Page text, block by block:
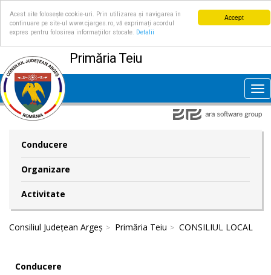
Accept
Acest site folosește cookie-uri. Prin utilizarea și navigarea în
continuare pe site-ul www.cjarges.ro, vă exprimați acordul
expres pentru folosirea informațiilor stocate.
Detalii
Primăria Teiu
Conducere
Organizare
Activitate
Consiliul Județean Argeș Primăria Teiu CONSILIUL LOCAL
Conducere